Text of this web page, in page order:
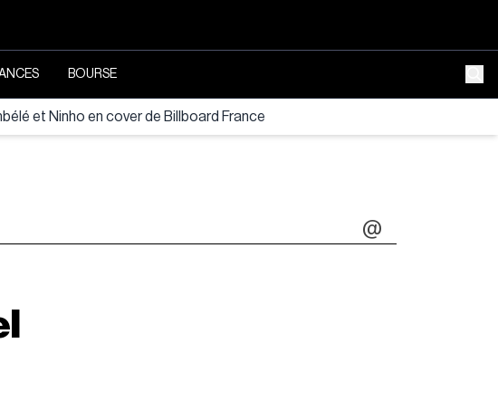
BOURSE
et Ninho en cover de Billboard France
@